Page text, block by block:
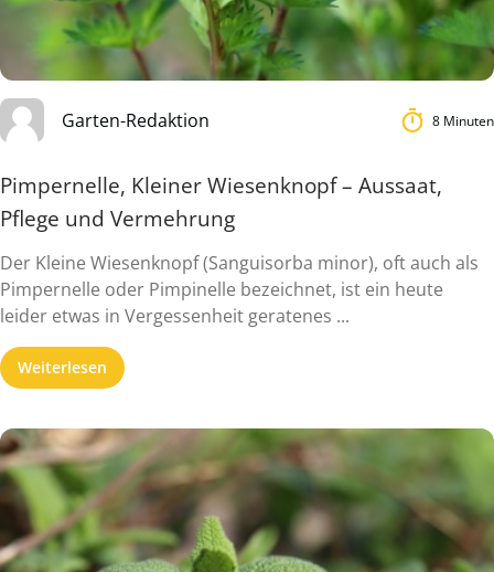
Garten-Redaktion 8 Minuten
Pimpernelle, Kleiner Wiesenknopf – Aussaat,
Pflege und Vermehrung
Der Kleine Wiesenknopf (Sanguisorba minor), oft auch als
Pimpernelle oder Pimpinelle bezeichnet, ist ein heute
leider etwas in Vergessenheit geratenes ...
Weiterlesen